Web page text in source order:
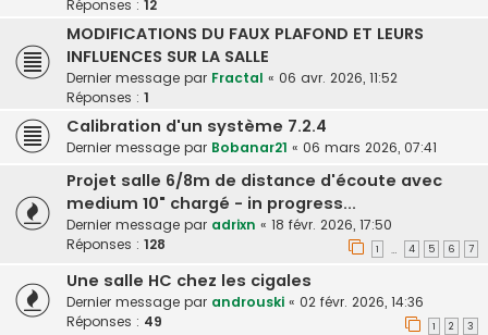
Réponses : 12
MODIFICATIONS DU FAUX PLAFOND ET LEURS
INFLUENCES SUR LA SALLE
Dernier message par Fractal « 06 avr. 2026, 11:52
Réponses : 1
Calibration d'un système 7.2.4
Dernier message par Bobanar21 « 06 mars 2026, 07:41
Projet salle 6/8m de distance d'écoute avec
medium 10" chargé - in progress...
Dernier message par adrixn « 18 févr. 2026, 17:50
Réponses : 128 1 … 4 5 6 7
Une salle HC chez les cigales
Dernier message par androuski « 02 févr. 2026, 14:36
Réponses : 49 1 2 3